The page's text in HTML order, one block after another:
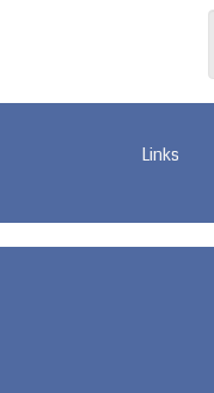
Links